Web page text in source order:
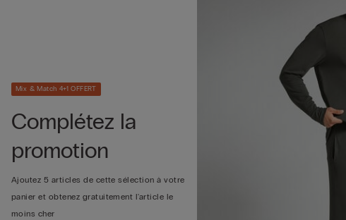
Mix & Match 4+1 OFFERT
Complétez la
promotion
Ajoutez 5 articles de cette sélection à votre
panier et obtenez gratuitement l'article le
moins cher